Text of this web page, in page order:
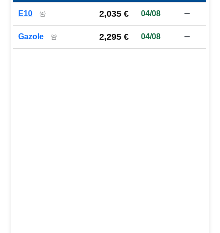
E10 🚨 2,035 € 04/08 ➖
Gazole 🚨 2,295 € 04/08 ➖